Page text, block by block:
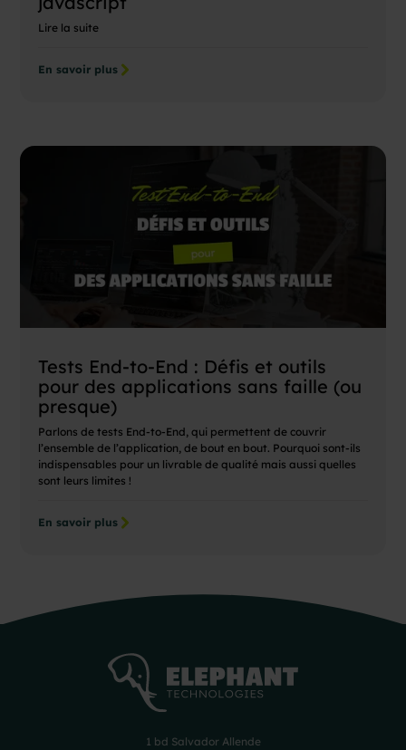
Lire la suite
En savoir plus
Tests End-to-End : Défis et outils
pour des applications sans faille (ou
presque)
Parlons de tests End-to-End, qui permettent de couvrir
l’ensemble de l’application, de bout en bout. Pourquoi sont-ils
indispensables pour un livrable de qualité mais aussi quelles
sont leurs limites !
En savoir plus
1 bd Salvador Allende